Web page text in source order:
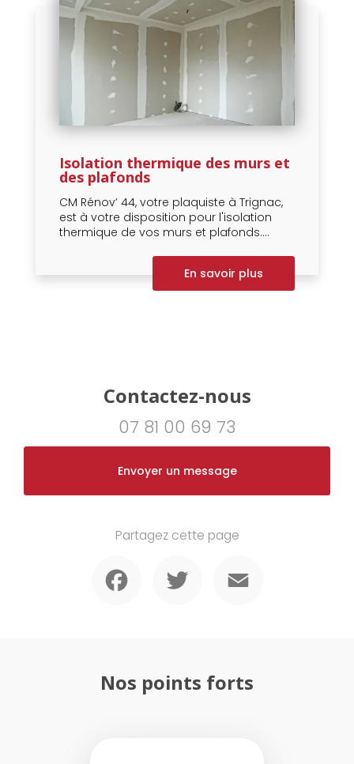
Isolation thermique des murs et
des plafonds
CM Rénov’ 44, votre plaquiste à Trignac,
est à votre disposition pour l'isolation
thermique de vos murs et plafonds....
En savoir plus
Contactez-nous
07 81 00 69 73
Envoyer un message
Partagez cette page
Nos points forts